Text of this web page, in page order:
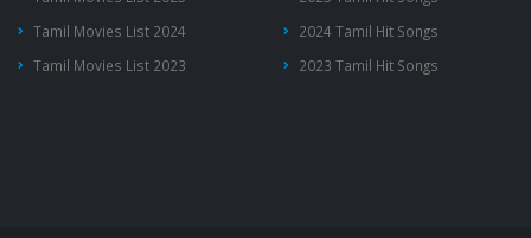
Tamil Movies List 2024
Tamil Movies List 2023
2024 Tamil Hit Songs
2023 Tamil Hit Songs